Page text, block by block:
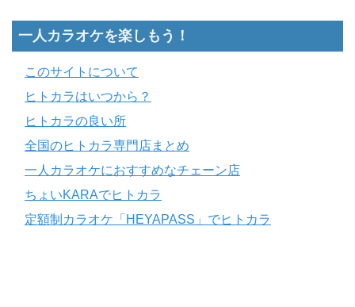
一人カラオケを楽しもう！
このサイトについて
ヒトカラはいつから？
ヒトカラの良い所
全国のヒトカラ専門店まとめ
一人カラオケにおすすめなチェーン店
ちょいKARAでヒトカラ
定額制カラオケ「HEYAPASS」でヒトカラ